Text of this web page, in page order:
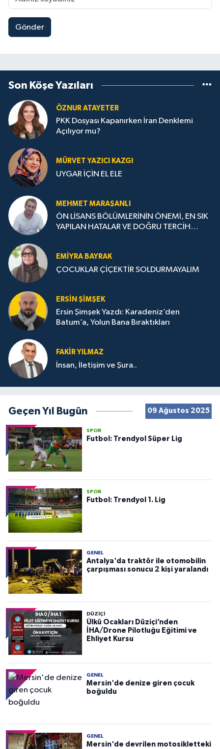
Gönder
Son Köşe Yazıları
ÖZNUR ATAYETER
PKK Dosyası Kapanırken İran Denklemi
Açılıyor mu?
MÜRVET YAZICI KAZGI
UYGAR İÇİN EL ELE
MEHMET MARAŞANLI
ÖN LİSANS BÖLÜMLERİNİN ÖNEMİ, EN SIK
YAPILAN HATALAR VE DOĞRU TERCİH
EMIYRA BAYRAK
ÇOCUKLAR ÇİÇEKTİR SOLDURMAYALIM
ERSIN ŞIMŞEK
Ersin Şimşek Yazdı: Karadeniz’den
Batum’a, Yolun Bana Bıraktıkları
FAKIR YILMAZ
İnsan, İletişim ve Şura..
Geçen Yıl Bugün 09 Ağustos 2025
SPOR
Futbol: Trendyol Süper Lig
SPOR
Futbol: Trendyol 1. Lig
GENEL
Antalya'da traktör ile otomobilin
çarpışması sonucu 2 kişi yaralandı
DÜZIÇI
Ülkü Ocakları Düziçi’nden
İHA/Drone Pilotluğu Eğitimi ve
Ehliyet Kursu
GENEL
Mersin'de denize giren çocuk
boğuldu
GENEL
Mersin'de devrilen motosikletteki